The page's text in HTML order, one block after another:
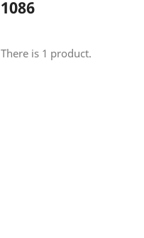
1086
There is 1 product.